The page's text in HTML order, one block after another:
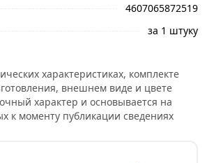
характеристиками,
о товаре, чтобы сделать
и заказать онлайн. Наши
менеджеры обработают заказ и
4607065872519
за 1 штуку
характеристиках, комплекте
внешнем виде и цвете
характер и основывается на
к моменту публикации сведениях